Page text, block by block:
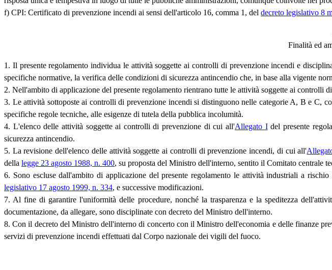
f) CPI: Certificato di prevenzione incendi ai sensi dell'articolo 16, comma 1, del decreto legislativo 8
Finalità ed
1. Il presente regolamento individua le attività soggette ai controlli di prevenzione incendi e
specifiche normative, la verifica delle condizioni di sicurezza antincendio che, in base alla vigente
2. Nell'ambito di applicazione del presente regolamento rientrano tutte le attività soggette ai controlli
3. Le attività sottoposte ai controlli di prevenzione incendi si distinguono nelle categorie A, B e C,
specifiche regole tecniche, alle esigenze di tutela della pubblica incolumità.
4. L'elenco delle attività soggette ai controlli di prevenzione di cui all'Allegato Idel presente
sicurezza antincendio.
5. La revisione dell'elenco delle attività soggette ai controlli di prevenzione incendi, di cui all'
della legge 23 agosto 1988, n. 400, su proposta del Ministro dell'interno, sentito il Comitato centrale
6. Sono escluse dall'ambito di applicazione del presente regolamento le attività industriali a
legislativo 17 agosto 1999, n. 334, e successive modificazioni.
7. Al fine di garantire l'uniformità delle procedure, nonché la trasparenza e la speditezza
documentazione, da allegare, sono disciplinate con decreto del Ministro dell'interno.
8. Con il decreto del Ministro dell'interno di concerto con il Ministro dell'economia e delle finanze
servizi di prevenzione incendi effettuati dal Corpo nazionale dei vigili del fuoco.